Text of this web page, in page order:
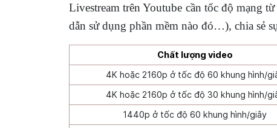
Livestream trên Youtube cần tốc độ mạng
dẫn sử dụng phần mềm nào đó…), chia sẻ
Chất lượng video
4K hoặc 2160p ở tốc độ 60 khung hình/
4K hoặc 2160p ở tốc độ 30 khung hình/
1440p ở tốc độ 60 khung hình/giây